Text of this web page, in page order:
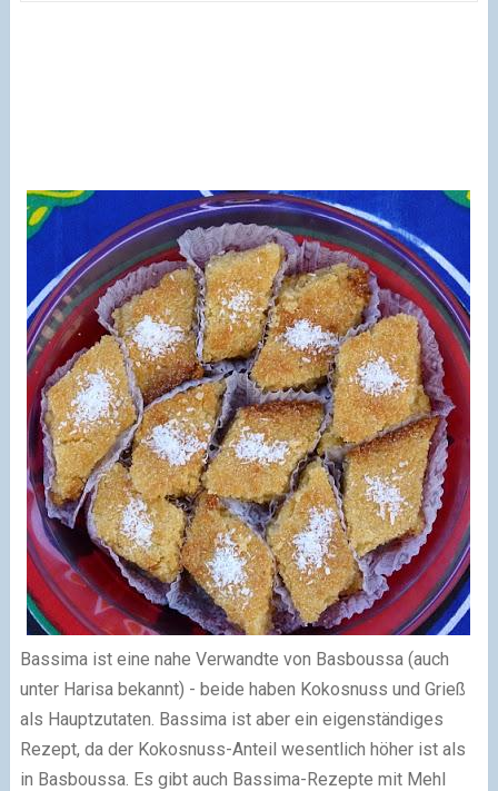
Bassima ist eine nahe Verwandte von Basboussa (auch
unter Harisa bekannt) - beide haben Kokosnuss und Grieß
als Hauptzutaten. Bassima ist aber ein eigenständiges
Rezept, da der Kokosnuss-Anteil wesentlich höher ist als
in Basboussa. Es gibt auch Bassima-Rezepte mit Mehl